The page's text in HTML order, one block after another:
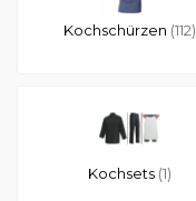
Kochschürzen (112)
Kochsets (1)